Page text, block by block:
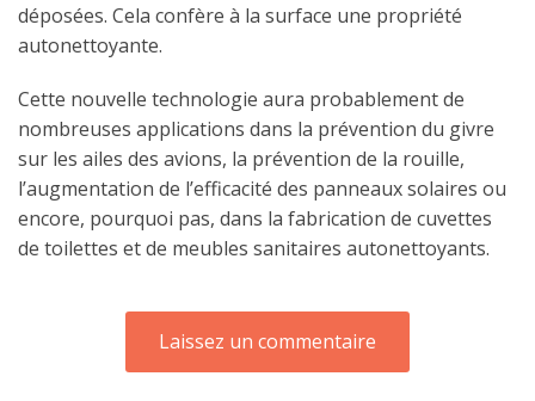
déposées. Cela confère à la surface une propriété
autonettoyante.
Cette nouvelle technologie aura probablement de
nombreuses applications dans la prévention du givre
sur les ailes des avions, la prévention de la rouille,
l’augmentation de l’efficacité des panneaux solaires ou
encore, pourquoi pas, dans la fabrication de cuvettes
de toilettes et de meubles sanitaires autonettoyants.